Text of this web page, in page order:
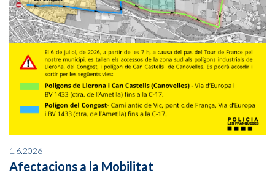
1.6.2026
Afectacions a la Mobilitat